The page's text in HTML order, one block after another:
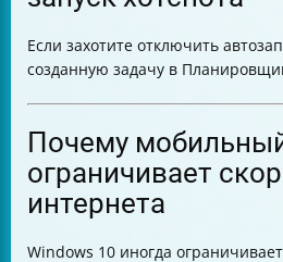
Если захотите отключить
созданную задачу в
Почему
ограничивает
интернета
Windows 10 иногда